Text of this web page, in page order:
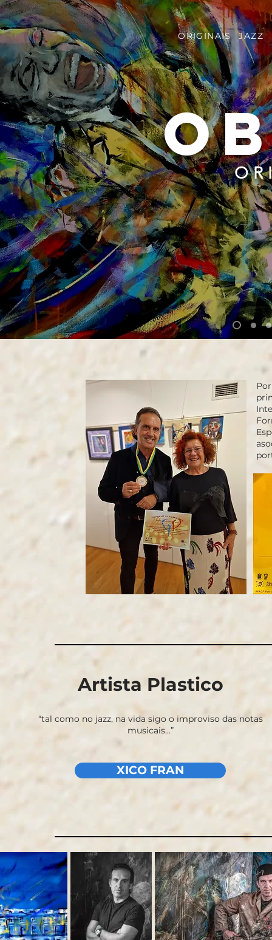
ORIGINAIS JAZZ
Artista Plastico
“tal como no jazz, na vida sigo o improviso das notas
musicais...”
XICO FRAN